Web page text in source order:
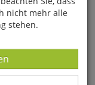
nicht mehr alle
stehen.